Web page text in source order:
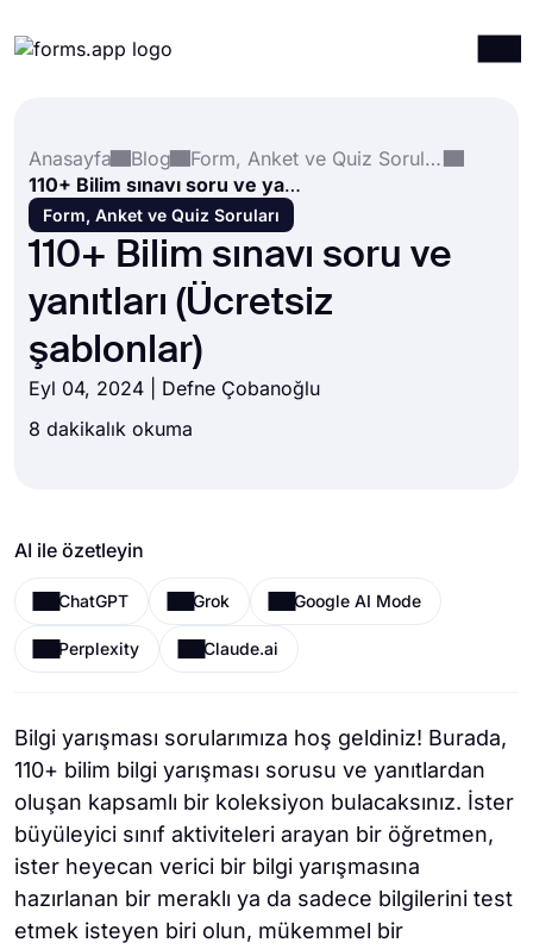
Entegrasyonlar
Şablonlar
Kaynaklar
Fiyatlandırma
Anasayfa
Blog
Form, Anket ve Quiz Soruları
110+ Bilim sınavı soru ve yanıtları (Ücretsiz şablonlar)
Form, Anket ve Quiz Soruları
110+ Bilim sınavı soru ve
yanıtları (Ücretsiz
şablonlar)
Eyl 04, 2024 | Defne Çobanoğlu
8 dakikalık okuma
AI ile özetleyin
ChatGPT Grok Google AI Mode
Perplexity Claude.ai
Bilgi yarışması sorularımıza hoş geldiniz! Burada,
110+ bilim bilgi yarışması sorusu ve yanıtlardan
oluşan kapsamlı bir koleksiyon bulacaksınız. İster
büyüleyici sınıf aktiviteleri arayan bir öğretmen,
ister heyecan verici bir bilgi yarışmasına
hazırlanan bir meraklı ya da sadece bilgilerini test
etmek isteyen biri olun, mükemmel bir